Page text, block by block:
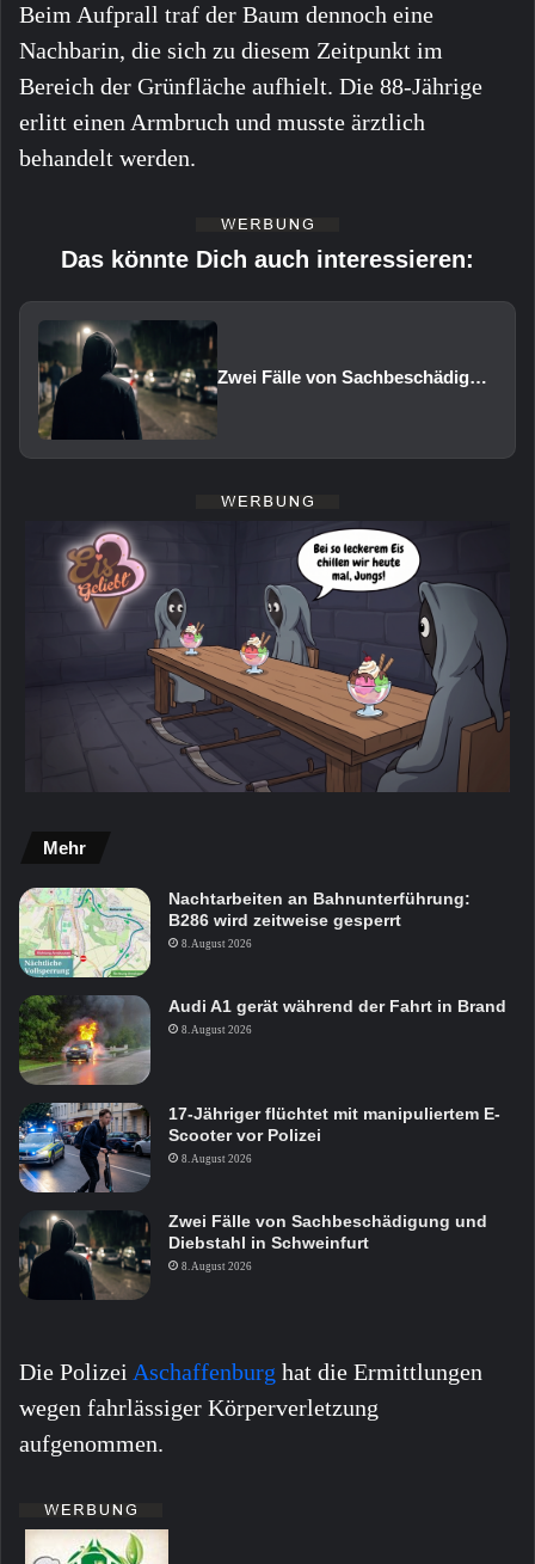
Beim Aufprall traf der Baum dennoch eine
Nachbarin, die sich zu diesem Zeitpunkt im
Bereich der Grünfläche aufhielt. Die 88-Jährige
erlitt einen Armbruch und musste ärztlich
behandelt werden.
Das könnte Dich auch interessieren:
Zwei Fälle von Sachbeschädigung und Diebstahl in Schweinfurt
Mehr
Nachtarbeiten an Bahnunterführung:
B286 wird zeitweise gesperrt
8. August 2026
Audi A1 gerät während der Fahrt in Brand
8. August 2026
17-Jähriger flüchtet mit manipuliertem E-
Scooter vor Polizei
8. August 2026
Zwei Fälle von Sachbeschädigung und
Diebstahl in Schweinfurt
8. August 2026
Die Polizei Aschaffenburg hat die Ermittlungen
wegen fahrlässiger Körperverletzung
aufgenommen.